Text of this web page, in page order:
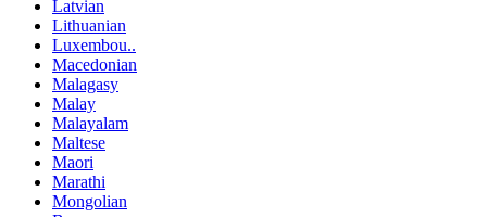
Latvian
Lithuanian
Luxembou..
Macedonian
Malagasy
Malay
Malayalam
Maltese
Maori
Marathi
Mongolian